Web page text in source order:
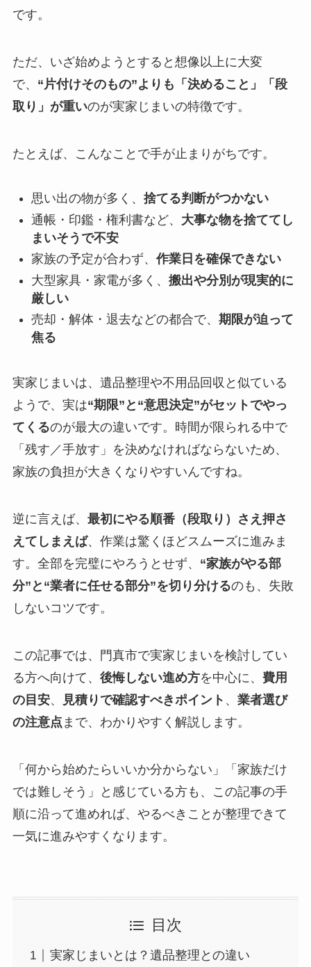
です。
ただ、いざ始めようとすると想像以上に大変
で、 “片付けそのもの”よりも「決めること」「段
取り」が重いのが実家じまいの特徴です。
たとえば、こんなことで手が止まりがちです。
思い出の物が多く、 捨てる判断がつかない
通帳・印鑑・権利書など、 大事な物を捨ててし
まいそうで不安
家族の予定が合わず、 作業日を確保できない
大型家具・家電が多く、 搬出や分別が現実的に
厳しい
売却・解体・退去などの都合で、 期限が迫って
焦る
実家じまいは、遺品整理や不用品回収と似ている
ようで、実は“期限”と“意思決定”がセットでやっ
てくるのが最大の違いです。時間が限られる中で
「残す／手放す」を決めなければならないため、
家族の負担が大きくなりやすいんですね。
逆に言えば、 最初にやる順番（段取り）さえ押さ
えてしまえば、作業は驚くほどスムーズに進みま
す。全部を完璧にやろうとせず、 “家族がやる部
分”と“業者に任せる部分”を切り分けるのも、失敗
しないコツです。
この記事では、門真市で実家じまいを検討してい
る方へ向けて、 後悔しない進め方を中心に、 費用
の目安、 見積りで確認すべきポイント 、 業者選び
の注意点 まで、わかりやすく解説します。
「何から始めたらいいか分からない」「家族だけ
では難しそう」と感じている方も、この記事の手
順に沿って進めれば、やるべきことが整理できて
一気に進みやすくなります。
目次
実家じまいとは？遺品整理との違い